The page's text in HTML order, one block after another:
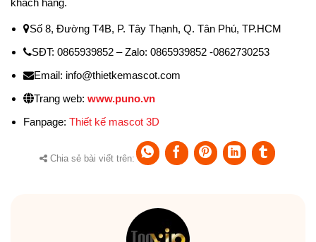
khách hàng.
Số 8, Đường T4B, P. Tây Thạnh, Q. Tân Phú, TP.HCM
SĐT: 0865939852 – Zalo: 0865939852 -0862730253
Email: info@thietkemascot.com
Trang web: www.puno.vn
Fanpage: Thiết kế mascot 3D
Chia sẻ bài viết trên: